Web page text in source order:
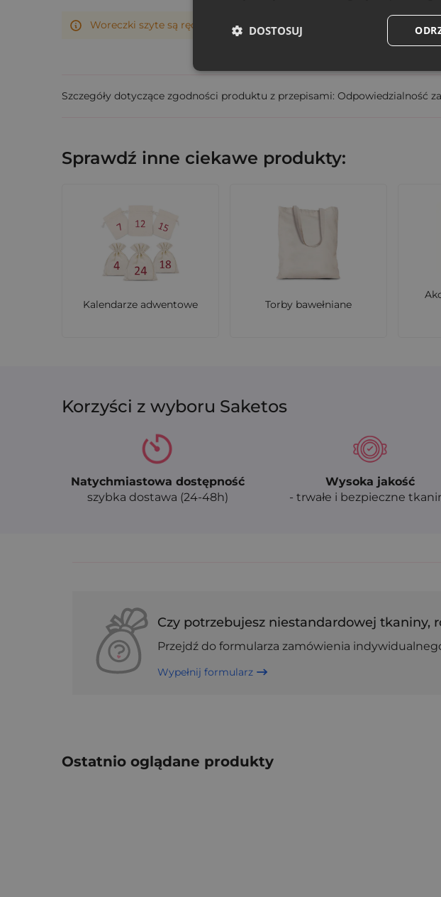
Woreczki szyte są ręcznie, dlatego ich rzeczywisty rozmiar może
Szczegóły dotyczące zgodności produktu z przepisami: Odpowiedzialność
Sprawdź inne ciekawe produkty:
Kalendarze adwentowe Torby bawełniane
Korzyści z wyboru Saketos
Natychmiastowa dostępność
szybka dostawa (24-48h)
Wysoka jakość
- trwałe i bezpieczne
Czy potrzebujesz niestandardowej tkaniny,
Przejdź do formularza zamówienia
Wypełnij formularz
Ostatnio oglądane produkty
DOSTOSUJ